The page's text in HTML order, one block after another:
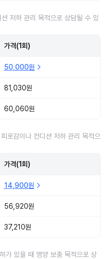
저하 관리 목적으로 상담될 수 있
가격(1회)
50,000원
81,030원
60,060원
로감이나 컨디션 저하 관리 목적으
가격(1회)
14,900원
56,920원
37,210원
가 있을 때 영양 보충 목적으로 상